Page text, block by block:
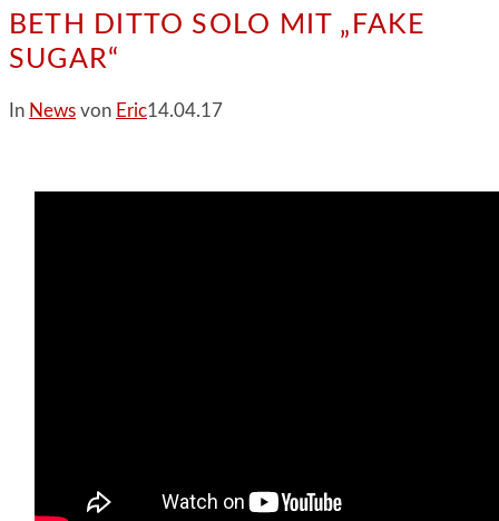
BETH DITTO SOLO MIT „FAKE
SUGAR“
In News von Eric14.04.17